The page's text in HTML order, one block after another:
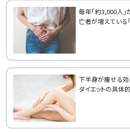
毎年「約3,000人
亡者が増えている
下半身が痩せる
ダイエットの具体